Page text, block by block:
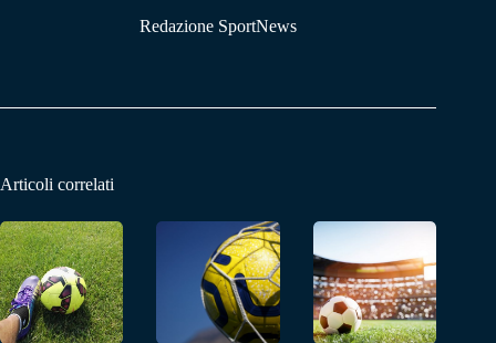
Redazione SportNews
Articoli correlati